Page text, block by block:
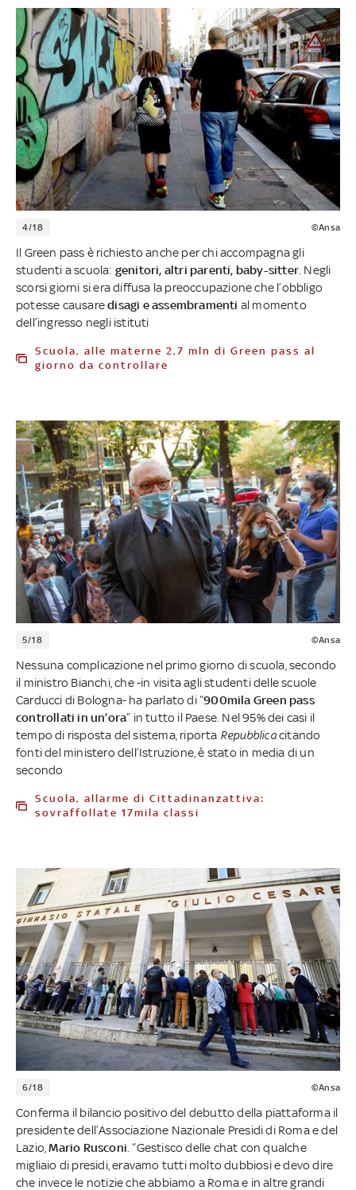
4/18 ©Ansa
Il Green pass è richiesto anche per chi accompagna gli
studenti a scuola: genitori, altri parenti, baby-sitter . Negli
scorsi giorni si era diffusa la preoccupazione che l’obbligo
potesse causaredisagi e assembramenti al momento
dell’ingresso negli istituti
Scuola, alle materne 2,7 mln di Green pass al
giorno da controllare
5/18 ©Ansa
Nessuna complicazione nel primo giorno di scuola, secondo
il ministro Bianchi, che -in visita agli studenti delle scuole
Carducci di Bologna- ha parlato di “900mila Green pass
controllati in un’ora” in tutto il Paese. Nel 95% dei casi il
tempo di risposta del sistema, riporta Repubblicacitando
fonti del ministero dell’Istruzione, è stato in media di un
secondo
Scuola, allarme di Cittadinanzattiva:
sovraffollate 17mila classi
6/18 ©Ansa
Conferma il bilancio positivo del debutto della piattaforma il
presidente dell’Associazione Nazionale Presidi di Roma e del
Lazio, Mario Rusconi . “Gestisco delle chat con qualche
migliaio di presidi, eravamo tutti molto dubbiosi e devo dire
che invece le notizie che abbiamo a Roma e in altre grandi